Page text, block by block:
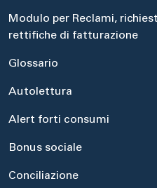
Modulo per Reclami,
rettifiche di fatturazione
Glossario
Autolettura
Alert forti consumi
Bonus sociale
Conciliazione